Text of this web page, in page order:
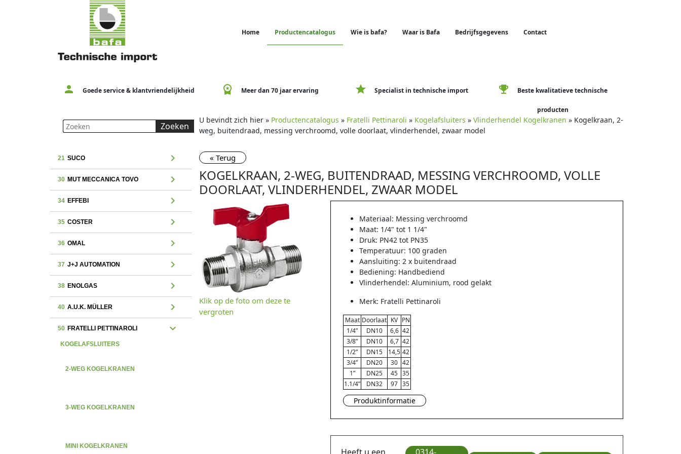
Home Productencatalogus Wie is bafa? Waar is Bafa Bedrijfsgegevens Contact
person Goede service & klantvriendelijkheid workspace_premium Meer dan 70 jaar ervaring star Specialist in technische import emoji_events Beste kwalitatieve technische
producten
Zoeken
21 SUCO chevron_right
30 MUT MECCANICA TOVO chevron_right
34 EFFEBI chevron_right
35 COSTER chevron_right
36 OMAL chevron_right
37 J+J AUTOMATION chevron_right
38 ENOLGAS chevron_right
40 A.U.K. MÜLLER chevron_right
50 FRATELLI PETTINAROLI expand_more
KOGELAFSLUITERS
2-WEG KOGELKRANEN
3-WEG KOGELKRANEN
MINI KOGELKRANEN
U bevindt zich hier » Productencatalogus » Fratelli Pettinaroli » Kogelafsluiters » Vlinderhendel Kogelkranen » Kogelkraan, 2-
weg, buitendraad, messing verchroomd, volle doorlaat, vlinderhendel, zwaar model
« Terug
KOGELKRAAN, 2-WEG, BUITENDRAAD, MESSING VERCHROOMD, VOLLE
DOORLAAT, VLINDERHENDEL, ZWAAR MODEL
Klik op de foto om deze te
vergroten
Materiaal: Messing verchroomd
Maat: 1/4" tot 1 1/4"
Druk: PN42 tot PN35
Temperatuur: 100 graden
Aansluiting: 2 x buitendraad
Bediening: Handbediend
Vlinderhendel: Aluminium, rood gelakt
Merk: Fratelli Pettinaroli
Maat Doorlaat KV PN
1/4”
DN10 6,6 42
3/8”
DN10 6,7 42
1/2”
DN15 14,5 42
3/4”
DN20 30 42
1”
DN25 45 35
1.1/4”
DN32 97 35
Produktinformatie